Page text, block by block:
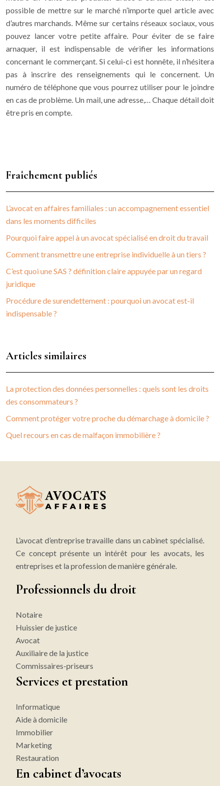
possible de mettre sur le marché n’importe quel article avec
d’autres marchands. Même sur certains réseaux sociaux, vous
pouvez lancer votre petite affaire. Pour éviter de se faire
arnaquer, il est indispensable de vérifier les informations
concernant le commerçant. Si celui-ci est honnête, il n’hésitera
pas à inscrire des renseignements qui le concernent. Un
numéro de téléphone que vous pourrez utiliser pour le joindre
en cas de problème. Un mail, une adresse,… Chaque détail doit
être pris en compte.
Fraîchement publiés
L’avocat en affaires familiales : un accompagnement essentiel
dans les moments difficiles
Pourquoi faire appel à un avocat spécialisé en droit du travail
Comment transmettre une entreprise individuelle à un tiers ?
C’est quoi une SAS ? définition claire appuyée par un regard
juridique
Procédure de surendettement : pourquoi un avocat est-il
indispensable ?
Articles similaires
La protection des données personnelles : quels sont les droits
des consommateurs ?
Comment protéger votre proche du démarchage à domicile ?
Quel recours en cas de malfaçon immobilière ?
L’avocat d’entreprise travaille dans un cabinet spécialisé.
Ce concept présente un intérêt pour les avocats, les
entreprises et la profession de manière générale.
Professionnels du droit
Notaire
Huissier de justice
Avocat
Auxiliaire de la justice
Commissaires-priseurs
Services et prestation
Informatique
Aide à domicile
Immobilier
Marketing
Restauration
En cabinet d’avocats